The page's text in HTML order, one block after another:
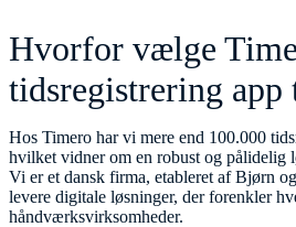
Hvorfor vælge
tidsregistrering app
Hos Timero har vi mere end 100.000
hvilket vidner om en robust og pålidelig
Vi er et dansk firma, etableret af Bjørn
levere digitale løsninger, der forenkler
håndværksvirksomheder.